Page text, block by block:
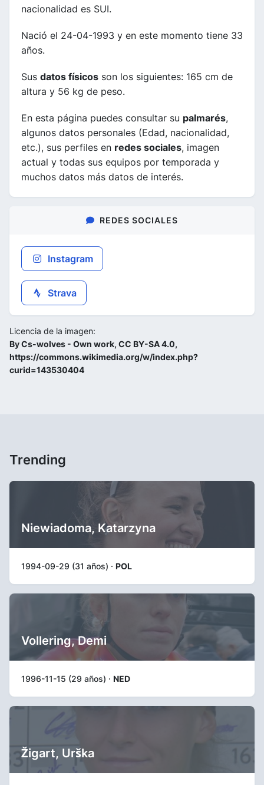
nacionalidad es SUI.
Nació el 24-04-1993 y en este momento tiene 33
años.
Sus datos físicos son los siguientes: 165 cm de
altura y 56 kg de peso.
En esta página puedes consultar su palmarés,
algunos datos personales (Edad, nacionalidad,
etc.), sus perfiles en redes sociales, imagen
actual y todas sus equipos por temporada y
muchos datos más datos de interés.
REDES SOCIALES
Instagram
Strava
Licencia de la imagen:
By Cs-wolves - Own work, CC BY-SA 4.0,
https://commons.wikimedia.org/w/index.php?
curid=143530404
Trending
Niewiadoma, Katarzyna
1994-09-29 (31 años) · POL
Vollering, Demi
1996-11-15 (29 años) · NED
Žigart, Urška